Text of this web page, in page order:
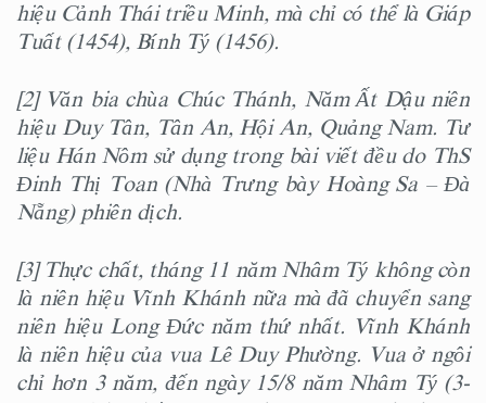
hiệu Cảnh Thái triều Minh, mà chỉ có thể là Giáp
Tuất (1454), Bính Tý (1456).
[2] Văn bia chùa Chúc Thánh, Năm Ất Dậu niên
hiệu Duy Tân, Tân An, Hội An, Quảng Nam. Tư
liệu Hán Nôm sử dụng trong bài viết đều do ThS
Đinh Thị Toan (Nhà Trưng bày Hoàng Sa – Đà
Nẵng) phiên dịch.
[3] Thực chất, tháng 11 năm Nhâm Tý không còn
là niên hiệu Vĩnh Khánh nữa mà đã chuyển sang
niên hiệu Long Đức năm thứ nhất. Vĩnh Khánh
là niên hiệu của vua Lê Duy Phường. Vua ở ngôi
chỉ hơn 3 năm, đến ngày 15/8 năm Nhâm Tý (3-